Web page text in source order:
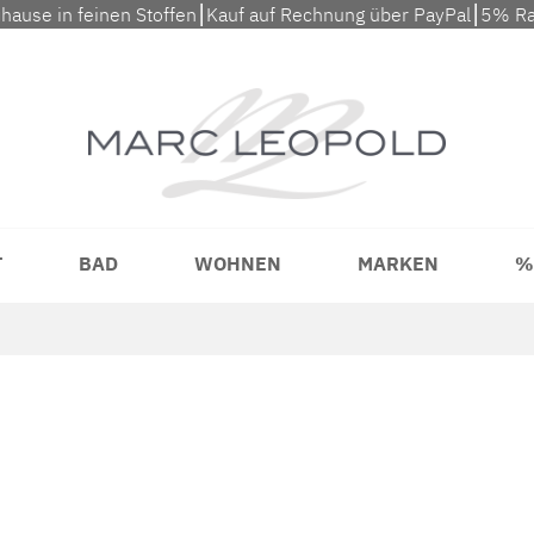
in feinen Stoffen⎮Kauf auf Rechnung über PayPal⎮5%
BAD WOHNEN MARKEN